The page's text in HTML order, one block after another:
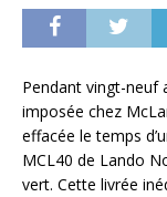
Pendant vingt-neuf
imposée chez
effacée le temps
MCL40 de Lando
vert. Cette livrée